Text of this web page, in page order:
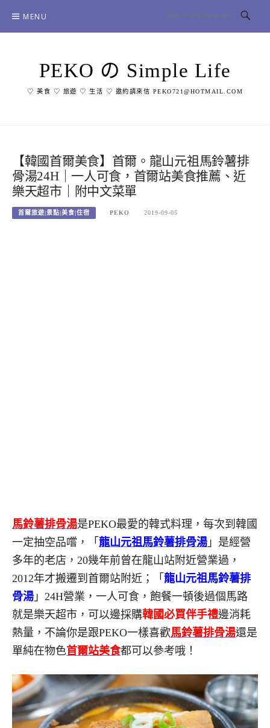
content
MENU
PEKO の Simple Life
♡ 美食 ♡ 旅遊 ♡ 生活 ♡ 邀約請來信 PEKO721@HOTMAIL.COM
【韓國首爾美食】首爾。龍山元祖馬鈴薯排
骨湯24H｜一人可食，首爾站美食推薦、近
樂天超市｜附中文菜單
首爾旅遊|景點|美食|住宿 PEKO 2019-09-05
馬鈴薯排骨湯是PEKO最愛的韓式料理，每次到韓國
一定抽空品嚐，「 龍山元祖馬鈴薯排骨湯 」是經營
多年的老店，20幾年前曾在龍山站附近營業過，
2012年才搬遷到首爾站附近；「 龍山元祖馬鈴薯排
骨湯 」24H營業，一人可食，飽餐一頓後過個馬路
就是樂天超市，可以邊採購韓國必買伴手禮邊消耗
熱量，不論你是跟PEKO一樣喜歡馬鈴薯排骨湯還是
單純在物色首爾站美食都可以參考哦！